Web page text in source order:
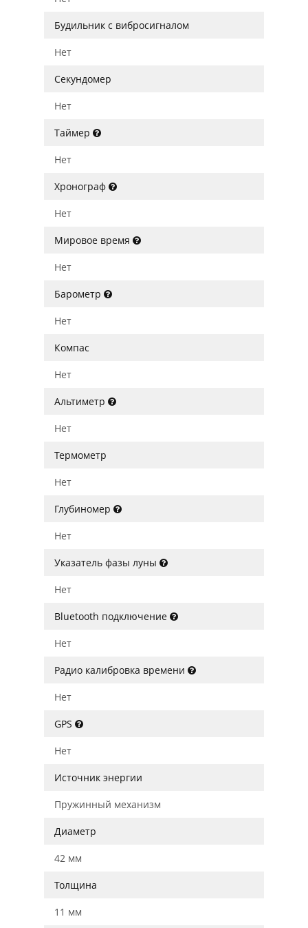
Будильник с вибросигналом
Нет
Секундомер
Нет
Таймер
Нет
Хронограф
Нет
Мировое время
Нет
Барометр
Нет
Компас
Нет
Альтиметр
Нет
Термометр
Нет
Глубиномер
Нет
Указатель фазы луны
Нет
Bluetooth подключение
Нет
Радио калибровка времени
Нет
GPS
Нет
Источник энергии
Пружинный механизм
Диаметр
42 мм
Толщина
11 мм